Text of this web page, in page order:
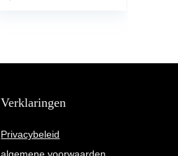
(S)
Verklaringen
Privacybeleid